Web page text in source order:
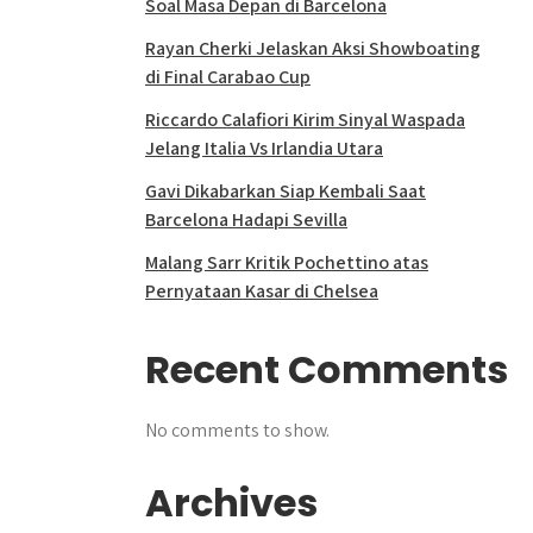
Soal Masa Depan di Barcelona
Rayan Cherki Jelaskan Aksi Showboating
di Final Carabao Cup
Riccardo Calafiori Kirim Sinyal Waspada
Jelang Italia Vs Irlandia Utara
Gavi Dikabarkan Siap Kembali Saat
Barcelona Hadapi Sevilla
Malang Sarr Kritik Pochettino atas
Pernyataan Kasar di Chelsea
Recent Comments
No comments to show.
Archives